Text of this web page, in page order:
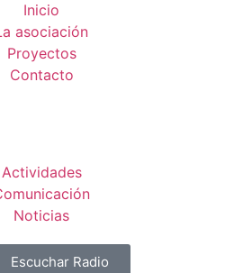
Inicio
asociación
Proyectos
Contacto
Actividades
Noticias
Escuchar Radio